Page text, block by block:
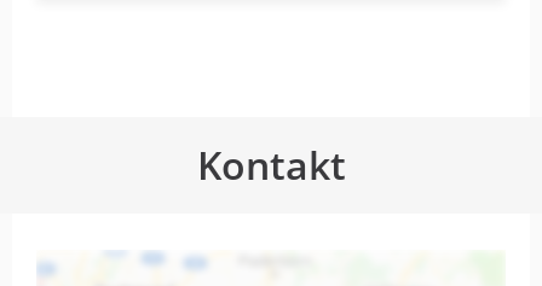
umgesetzt, sondern individuell auf das
Geschäftsmodell abgestimmt. Die
stets lösungsorientiert. Besonders positiv
ist die zuverlässige Kommunikation und
Kontakt